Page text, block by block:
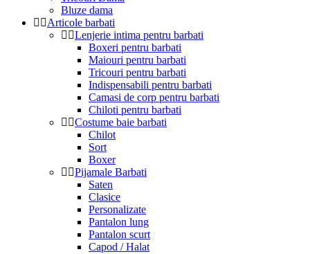
Bluze dama
Articole barbati
Lenjerie intima pentru barbati
Boxeri pentru barbati
Maiouri pentru barbati
Tricouri pentru barbati
Indispensabili pentru barbati
Camasi de corp pentru barbati
Chiloti pentru barbati
Costume baie barbati
Chilot
Sort
Boxer
Pijamale Barbati
Saten
Clasice
Personalizate
Pantalon lung
Pantalon scurt
Capod / Halat